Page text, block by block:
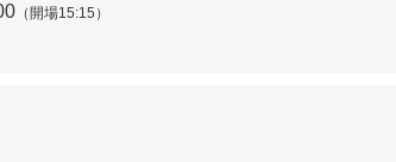
（開場15:15）